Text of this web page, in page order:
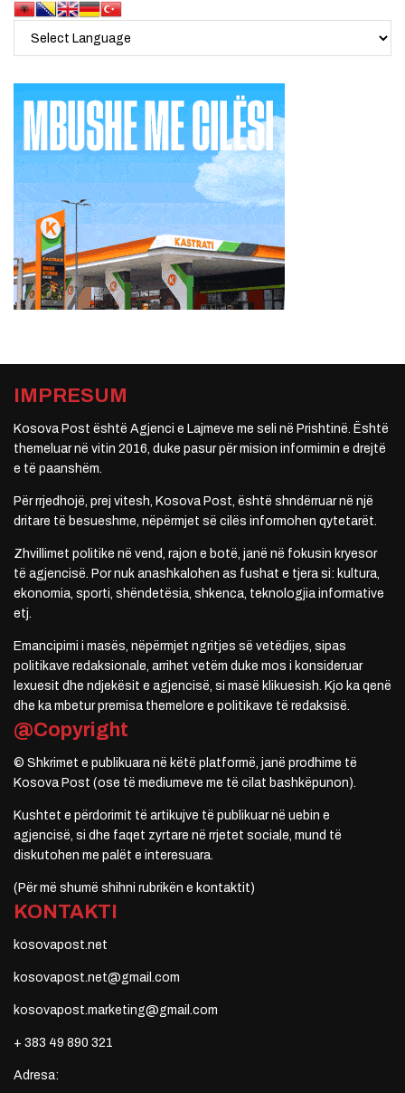
IMPRESUM
Kosova Post është Agjenci e Lajmeve me seli në Prishtinë. Është
themeluar në vitin 2016, duke pasur për mision informimin e drejtë
e të paanshëm.
Për rrjedhojë, prej vitesh, Kosova Post, është shndërruar në një
dritare të besueshme, nëpërmjet së cilës informohen qytetarët.
Zhvillimet politike në vend, rajon e botë, janë në fokusin kryesor
të agjencisë. Por nuk anashkalohen as fushat e tjera si: kultura,
ekonomia, sporti, shëndetësia, shkenca, teknologjia informative
etj.
Emancipimi i masës, nëpërmjet ngritjes së vetëdijes, sipas
politikave redaksionale, arrihet vetëm duke mos i konsideruar
lexuesit dhe ndjekësit e agjencisë, si masë klikuesish. Kjo ka qenë
dhe ka mbetur premisa themelore e politikave të redaksisë.
@Copyright
© Shkrimet e publikuara në këtë platformë, janë prodhime të
Kosova Post (ose të mediumeve me të cilat bashkëpunon).
Kushtet e përdorimit të artikujve të publikuar në uebin e
agjencisë, si dhe faqet zyrtare në rrjetet sociale, mund të
diskutohen me palët e interesuara.
(Për më shumë shihni rubrikën e kontaktit)
KONTAKTI
kosovapost.net
kosovapost.net@gmail.com
kosovapost.marketing@gmail.com
+ 383 49 890 321
Adresa: